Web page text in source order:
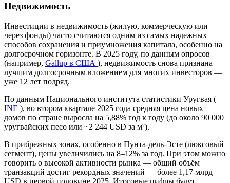
Недвижимость
Инвестиции в недвижимость (жилую, коммерческую или
через фонды) часто считаются одним из самых надежных
способов сохранения и приумножения капитала, особенно на
долгосрочном горизонте. В 2025 году, по данным опросов
(например, Gallup в США ), недвижимость снова признана
лучшим долгосрочным вложением для многих инвесторов —
уже 12 лет подряд.
По данным Национального института статистики Уругвая (
INE ), во втором квартале 2025 года средняя цена новых
домов по стране выросла на 5,88% год к году (до около 90 000
уругвайских песо или ~2 244 USD за м²).
В прибрежных зонах, особенно в Пунта-дель-Эсте (люксовый
сегмент), цены увеличились на 8–12% за год. При этом можно
говорить о высокой активности рынка — общий объём
транзакций достиг рекордных значений — более 1,17 млрд
USD в первой половине 2025. Итоговые цифры будут